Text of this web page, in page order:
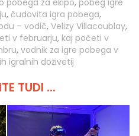
, čudovita igra pobega,
– vodič, Velizy Villacoublay,
v februarju, kaj početi v
, vodnik za igre pobega v
igralnih doživetij
TUDI ...